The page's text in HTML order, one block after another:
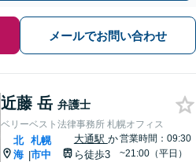
メールでお問い合わせ
近藤 岳 弁護士
ベリーベスト法律事務所 札幌オフィス
北
海 |
札幌
市中
大通駅 か
ら徒歩3
営業時間：09:30
~21:00（平日）